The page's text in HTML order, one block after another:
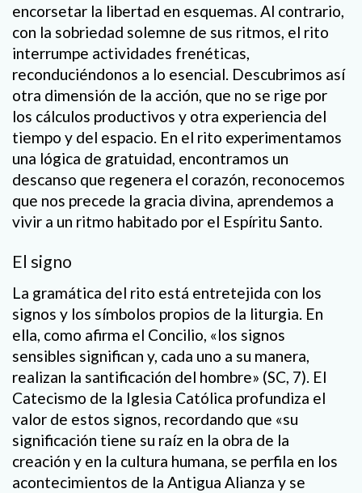
encorsetar la libertad en esquemas. Al contrario,
con la sobriedad solemne de sus ritmos, el rito
interrumpe actividades frenéticas,
reconduciéndonos a lo esencial. Descubrimos así
otra dimensión de la acción, que no se rige por
los cálculos productivos y otra experiencia del
tiempo y del espacio. En el rito experimentamos
una lógica de gratuidad, encontramos un
descanso que regenera el corazón, reconocemos
que nos precede la gracia divina, aprendemos a
vivir a un ritmo habitado por el Espíritu Santo.
El signo
La gramática del rito está entretejida con los
signos y los símbolos propios de la liturgia. En
ella, como afirma el Concilio, «los signos
sensibles significan y, cada uno a su manera,
realizan la santificación del hombre» (SC, 7). El
Catecismo de la Iglesia Católica profundiza el
valor de estos signos, recordando que «su
significación tiene su raíz en la obra de la
creación y en la cultura humana, se perfila en los
acontecimientos de la Antigua Alianza y se